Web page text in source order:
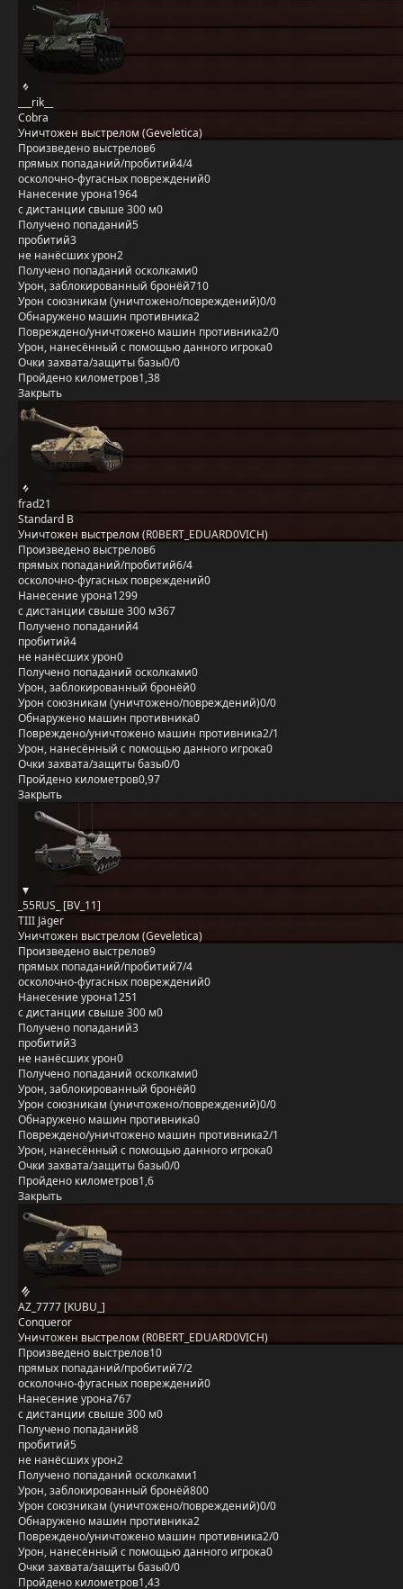
___rik__
Cobra
Уничтожен выстрелом (Geveletica)
Произведено выстрелов6
прямых попаданий/пробитий4/4
осколочно-фугасных повреждений0
Нанесение урона1964
с дистанции свыше 300 м0
Получено попаданий5
пробитий3
не нанёсших урон2
Получено попаданий осколками0
Урон, заблокированный бронёй710
Урон союзникам (уничтожено/повреждений)0/0
Обнаружено машин противника2
Повреждено/уничтожено машин противника2/0
Урон, нанесённый с помощью данного игрока0
Очки захвата/защиты базы0/0
Пройдено километров1,38
Закрыть
frad21
Standard B
Уничтожен выстрелом (R0BERT_EDUARD0VICH)
Произведено выстрелов6
прямых попаданий/пробитий6/4
осколочно-фугасных повреждений0
Нанесение урона1299
с дистанции свыше 300 м367
Получено попаданий4
пробитий4
не нанёсших урон0
Получено попаданий осколками0
Урон, заблокированный бронёй0
Урон союзникам (уничтожено/повреждений)0/0
Обнаружено машин противника0
Повреждено/уничтожено машин противника2/1
Урон, нанесённый с помощью данного игрока0
Очки захвата/защиты базы0/0
Пройдено километров0,97
Закрыть
_55RUS_ [BV_11]
TIII Jäger
Уничтожен выстрелом (Geveletica)
Произведено выстрелов9
прямых попаданий/пробитий7/4
осколочно-фугасных повреждений0
Нанесение урона1251
с дистанции свыше 300 м0
Получено попаданий3
пробитий3
не нанёсших урон0
Получено попаданий осколками0
Урон, заблокированный бронёй0
Урон союзникам (уничтожено/повреждений)0/0
Обнаружено машин противника0
Повреждено/уничтожено машин противника2/1
Урон, нанесённый с помощью данного игрока0
Очки захвата/защиты базы0/0
Пройдено километров1,6
Закрыть
AZ_7777 [KUBU_]
Conqueror
Уничтожен выстрелом (R0BERT_EDUARD0VICH)
Произведено выстрелов10
прямых попаданий/пробитий7/2
осколочно-фугасных повреждений0
Нанесение урона767
с дистанции свыше 300 м0
Получено попаданий8
пробитий5
не нанёсших урон2
Получено попаданий осколками1
Урон, заблокированный бронёй800
Урон союзникам (уничтожено/повреждений)0/0
Обнаружено машин противника2
Повреждено/уничтожено машин противника2/0
Урон, нанесённый с помощью данного игрока0
Очки захвата/защиты базы0/0
Пройдено километров1,43